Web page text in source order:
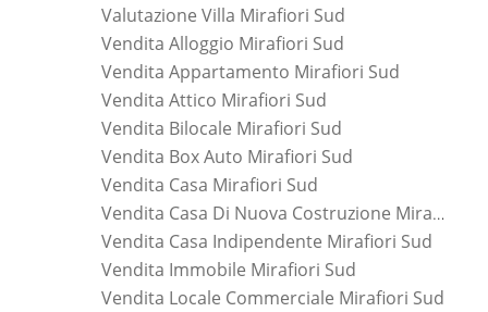
Valutazione Villa Mirafiori Sud
Vendita Alloggio Mirafiori Sud
Vendita Appartamento Mirafiori Sud
Vendita Attico Mirafiori Sud
Vendita Bilocale Mirafiori Sud
Vendita Box Auto Mirafiori Sud
Vendita Casa Mirafiori Sud
Vendita Casa Di Nuova Costruzione Mirafiori Sud
Vendita Casa Indipendente Mirafiori Sud
Vendita Immobile Mirafiori Sud
Vendita Locale Commerciale Mirafiori Sud